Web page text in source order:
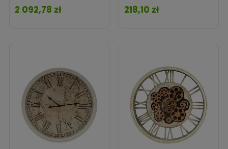
Cena
2 092,78 zł Cena
218,10 zł